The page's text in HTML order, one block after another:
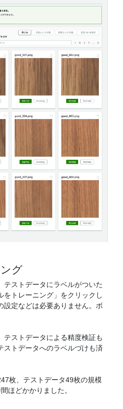
グ
テストデータにラベルがついた
をトレーニング」をクリックし
設定などは必要ありません。ボ
テストデータによる精度検証も
ストデータへのラベルづけも済
枚、テストデータ49枚の規模
ほどかかりました。